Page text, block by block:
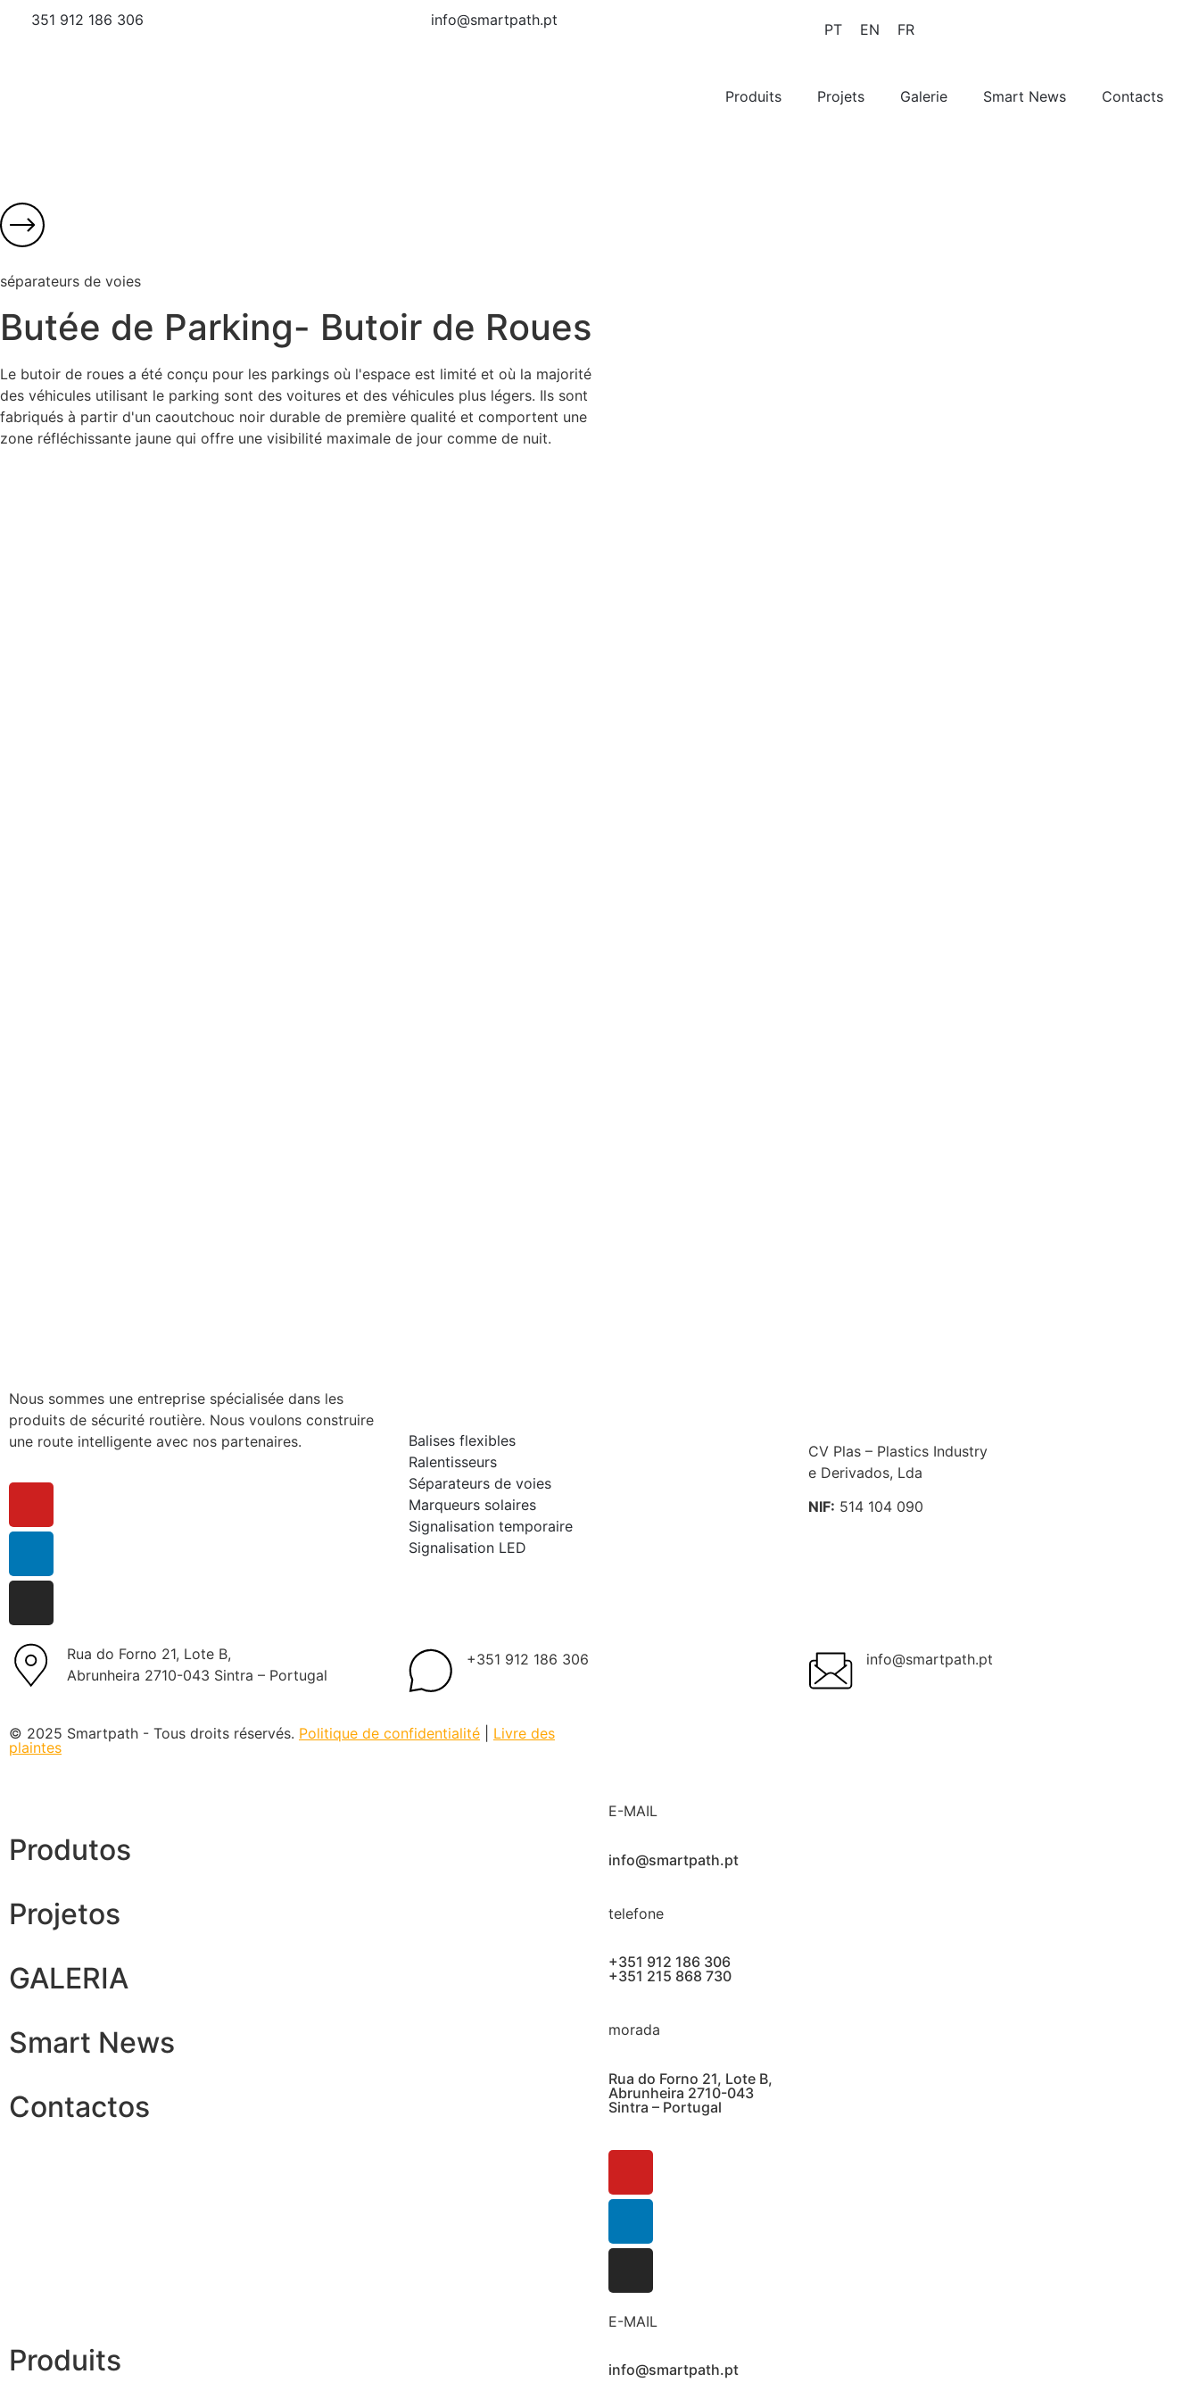
351 912 186 306 info@smartpath.pt
PT EN FR
Produits Projets Galerie Smart News Contacts
séparateurs de voies
Butée de Parking- Butoir de Roues
Le butoir de roues a été conçu pour les parkings où l'espace est limité et où la majorité
des véhicules utilisant le parking sont des voitures et des véhicules plus légers. Ils sont
fabriqués à partir d'un caoutchouc noir durable de première qualité et comportent une
zone réfléchissante jaune qui offre une visibilité maximale de jour comme de nuit.
Nous sommes une entreprise spécialisée dans les
produits de sécurité routière. Nous voulons construire
une route intelligente avec nos partenaires.
Balises flexibles
Ralentisseurs
Séparateurs de voies
Marqueurs solaires
Signalisation temporaire
Signalisation LED
CV Plas – Plastics Industry
e Derivados, Lda
NIF: 514 104 090
Rua do Forno 21, Lote B,
Abrunheira 2710-043 Sintra – Portugal
+351 912 186 306 info@smartpath.pt
© 2025 Smartpath - Tous droits réservés. Politique de confidentialité
Livre des
plaintes
Produtos
Projetos
GALERIA
Smart News
Contactos
E-MAIL
info@smartpath.pt
telefone
+351 912 186 306
+351 215 868 730
morada
Rua do Forno 21, Lote B,
Abrunheira 2710-043
Sintra – Portugal
Produits
E-MAIL
info@smartpath.pt